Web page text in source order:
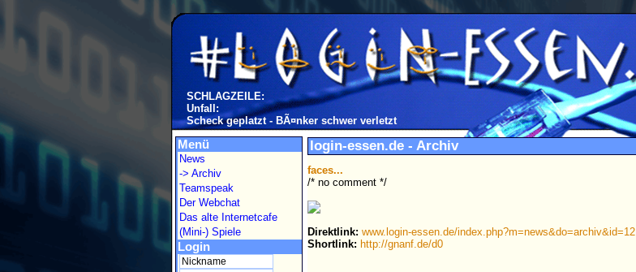
SCHLAGZEILE:
Unfall:
Scheck geplatzt - BÃ¤nker schwer verletzt
Menü
News
-> Archiv
Teamspeak
Der Webchat
Das alte Internetcafe
(Mini-) Spiele
Login
login-essen.de - Archiv
faces...
/* no comment */
Direktlink: www.login-essen.de/index.php?m=news&do=archiv&id=12
Shortlink: http://gnanf.de/d0